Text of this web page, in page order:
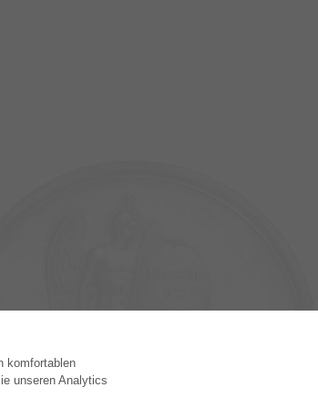
komfortablen
unseren Analytics